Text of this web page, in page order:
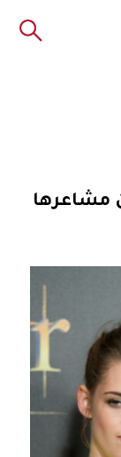
مشاعرها